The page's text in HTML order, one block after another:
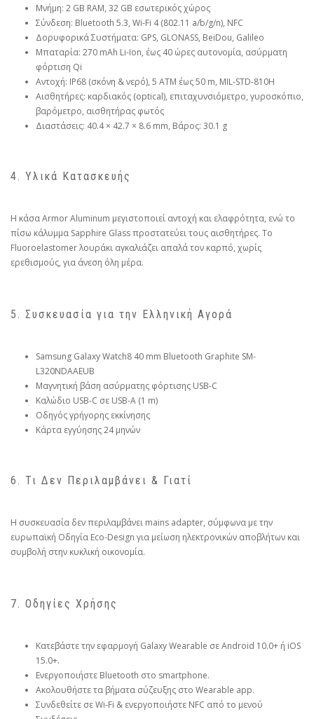
Μνήμη: 2 GB RAM, 32 GB εσωτερικός χώρος
Σύνδεση: Bluetooth 5.3, Wi-Fi 4 (802.11 a/b/g/n), NFC
Δορυφορικά Συστήματα: GPS, GLONASS, BeiDou, Galileo
Μπαταρία: 270 mAh Li-Ion, έως 40 ώρες αυτονομία, ασύρματη
φόρτιση Qi
Αντοχή: IP68 (σκόνη & νερό), 5 ATM έως 50 m, MIL-STD-810H
Αισθητήρες: καρδιακός (optical), επιταχυνσιόμετρο, γυροσκόπιο,
βαρόμετρο, αισθητήρας φωτός
Διαστάσεις: 40.4 × 42.7 × 8.6 mm, Βάρος: 30.1 g
4. Υλικά Κατασκευής
Η κάσα Armor Aluminum μεγιστοποιεί αντοχή και ελαφρότητα, ενώ το
πίσω κάλυμμα Sapphire Glass προστατεύει τους αισθητήρες. Το
Fluoroelastomer λουράκι αγκαλιάζει απαλά τον καρπό, χωρίς
ερεθισμούς, για άνεση όλη μέρα.
5. Συσκευασία για την Ελληνική Αγορά
Samsung Galaxy Watch8 40 mm Bluetooth Graphite SM-
L320NDAAEUB
Μαγνητική βάση ασύρματης φόρτισης USB-C
Καλώδιο USB-C σε USB-A (1 m)
Οδηγός γρήγορης εκκίνησης
Κάρτα εγγύησης 24 μηνών
6. Τι Δεν Περιλαμβάνει & Γιατί
Η συσκευασία δεν περιλαμβάνει mains adapter, σύμφωνα με την
ευρωπαϊκή Οδηγία Eco-Design για μείωση ηλεκτρονικών αποβλήτων και
συμβολή στην κυκλική οικονομία.
7. Οδηγίες Χρήσης
Κατεβάστε την εφαρμογή Galaxy Wearable σε Android 10.0+ ή iOS
15.0+.
Ενεργοποιήστε Bluetooth στο smartphone.
Ακολουθήστε τα βήματα σύζευξης στο Wearable app.
Συνδεθείτε σε Wi-Fi & ενεργοποιήστε NFC από το μενού